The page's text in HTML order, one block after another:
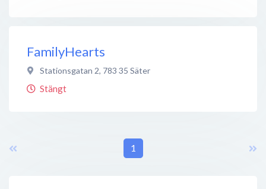
FamilyHearts
Stationsgatan 2, 783 35 Säter
Stängt
1